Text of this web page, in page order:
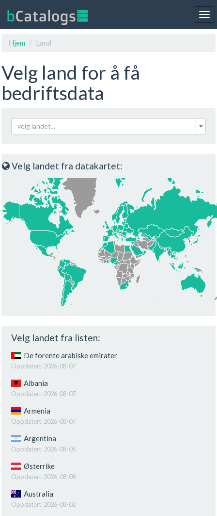
Hjem
Land
Velg land for å få
bedriftsdata
velg landet...
Velg landet fra datakartet:
Velg landet fra listen:
De forente arabiske emirater
Oppdatert: 2026-08-07
Albania
Oppdatert: 2026-08-07
Armenia
Oppdatert: 2026-08-07
Argentina
Oppdatert: 2026-08-05
Østerrike
Oppdatert: 2026-08-08
Australia
Oppdatert: 2026-08-02